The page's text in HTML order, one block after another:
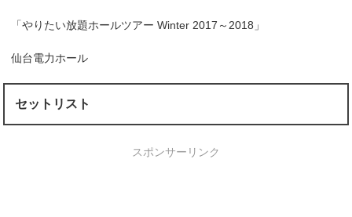
「やりたい放題ホールツアー Winter 2017～2018」
仙台電力ホール
セットリスト
スポンサーリンク